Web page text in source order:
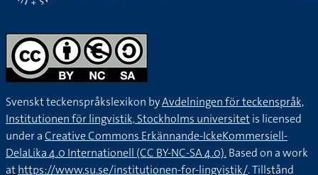
Svenskt teckenspråkslexikon byAvdelningen för teckenspråk,
Institutionen för lingvistik, Stockholms universitetis licensed
under aCreative Commons Erkännande-IckeKommersiell-
DelaLika 4.0 Internationell (CC BY-NC-SA 4.0).Based on a work
athttps://www.su.se/institutionen-for-lingvistik/. Tillstånd